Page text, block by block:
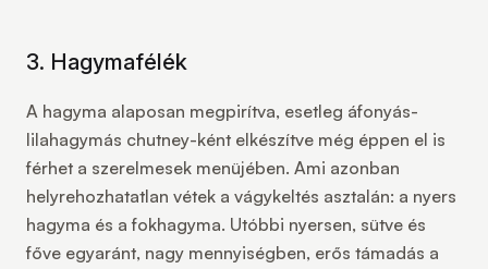
3. Hagymafélék
A hagyma alaposan megpirítva, esetleg áfonyás-
lilahagymás chutney-ként elkészítve még éppen el is
férhet a szerelmesek menüjében. Ami azonban
helyrehozhatatlan vétek a vágykeltés asztalán: a nyers
hagyma és a fokhagyma. Utóbbi nyersen, sütve és
főve egyaránt, nagy mennyiségben, erős támadás a